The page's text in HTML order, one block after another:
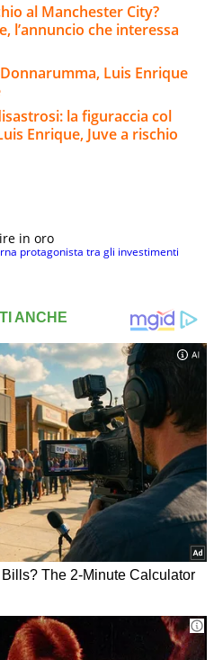
al Manchester City?
l’annuncio che interessa
Luis Enrique
la figuraccia col
Enrique, Juve a rischio
in oro
protagonista tra gli investimenti